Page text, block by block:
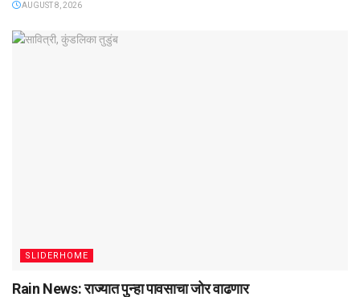
AUGUST 8, 2026
SLIDERHOME
Rain News: राज्यात पुन्हा पावसाचा जोर वाढणार